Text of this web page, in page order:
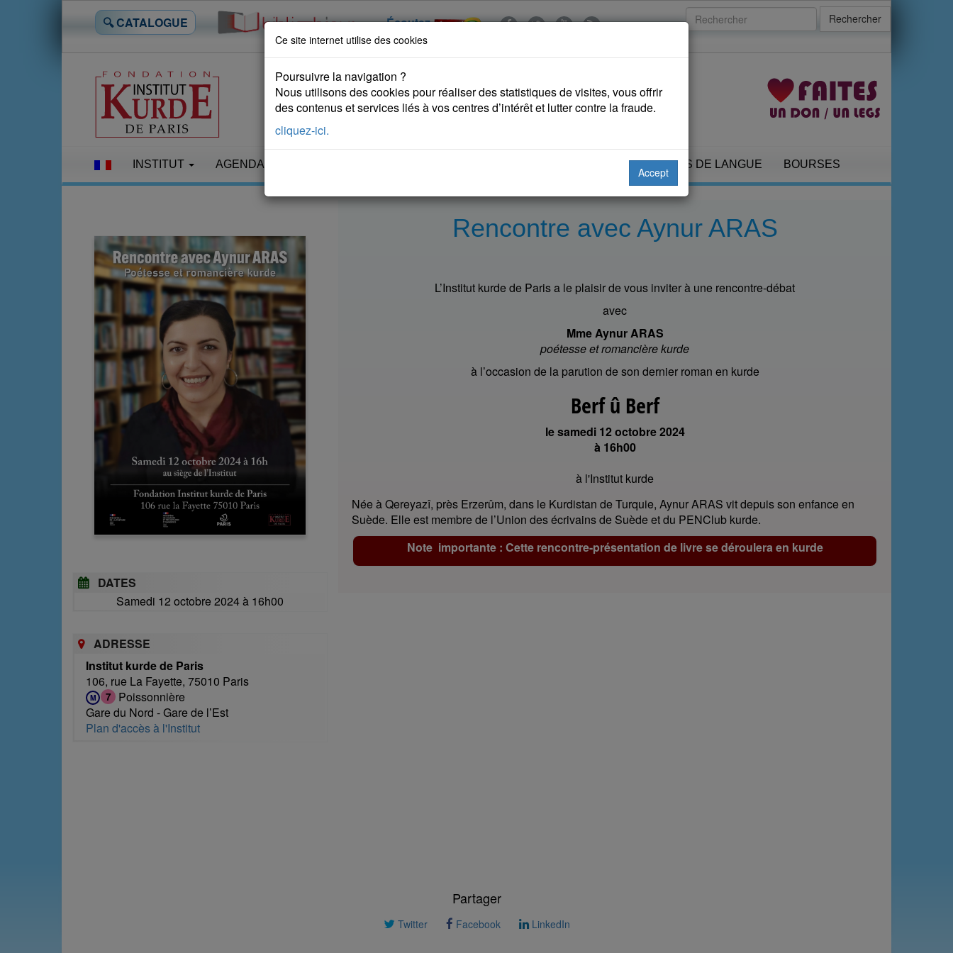
🔍 CATALOGUE Écoutez Rechercher
INSTITUT AGENDA DROITS DE L'HOMME COURS DE LANGUE BOURSES
DATES
Samedi 12 octobre 2024 à 16h00
ADRESSE
Institut kurde de Paris
106, rue La Fayette, 75010 Paris
M 7 Poissonnière
Gare du Nord - Gare de l’Est
Plan d'accès à l'Institut
Rencontre avec Aynur ARAS
L’Institut kurde de Paris a le plaisir de vous inviter à une rencontre-débat
avec
Mme Aynur ARAS
poétesse et romancière kurde
à l’occasion de la parution de son dernier roman en kurde
Berf û Berf
le samedi 12 octobre 2024
à 16h00
à l'Institut kurde
Née à Qereyazî, près Erzerûm, dans le Kurdistan de Turquie, Aynur ARAS vit depuis son enfance en
Suède. Elle est membre de l’Union des écrivains de Suède et du PENClub kurde.
Note importante : Cette rencontre-présentation de livre se déroulera en kurde
Partager
Twitter Facebook LinkedIn
Ce site internet utilise des cookies
Poursuivre la navigation ?
Nous utilisons des cookies pour réaliser des statistiques de visites, vous offrir
des contenus et services liés à vos centres d’intérêt et lutter contre la fraude.
cliquez-ici.
Accept